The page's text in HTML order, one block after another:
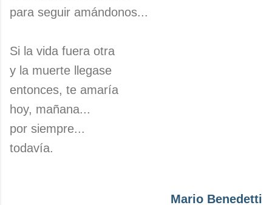
para seguir amándonos...
Si la vida fuera otra
y la muerte llegase
entonces, te amaría
hoy, mañana...
por siempre...
todavía.
Mario Benedetti